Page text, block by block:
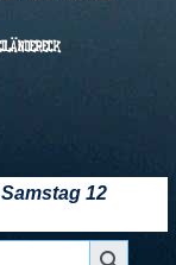
Samstag 12